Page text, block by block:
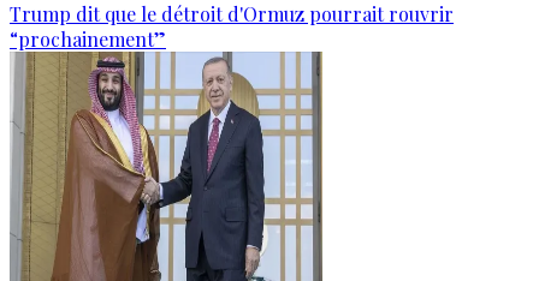
Trump dit que le détroit d'Ormuz pourrait rouvrir
“prochainement”